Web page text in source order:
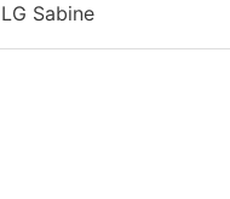
LG Sabine